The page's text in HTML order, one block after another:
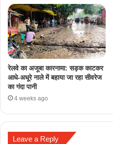
रेलवे का अजूबा कारनामा: सड़क काटकर
आधे-अधूरे नाले में बहाया जा रहा सीवरेज
का गंदा पानी
4 weeks ago
Leave a Reply